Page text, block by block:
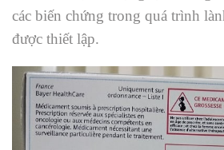
các biến chứng trong quá trình
được thiết lập.